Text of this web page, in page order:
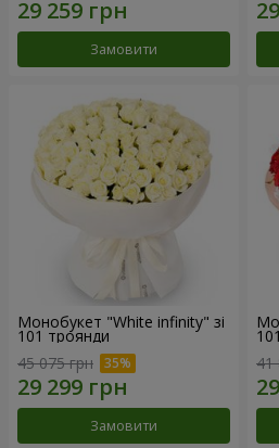
Замовити
Монобукет "White infinity" зі
101 троянди
45 075 грн
Замовити
41